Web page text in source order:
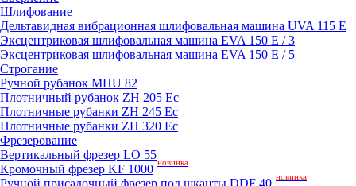
Шлифование
Дельтавидная вибрационная шлифовальная машина UVA 115 E
Эксцентриковая шлифовальная машина EVA 150 E / 3
Эксцентриковая шлифовальная машина EVA 150 E / 5
Строгание
Ручной рубанок MHU 82
Плотничный рубанок ZH 205 Ec
Плотничные рубанки ZH 245 Ec
Плотничные рубанки ZH 320 Ec
Фрезерование
Вертикальный фрезер LO 55
Кромочный фрезер KF 1000 новинка
Ручной присадочный фрезер под шканты DDF 40 новинка